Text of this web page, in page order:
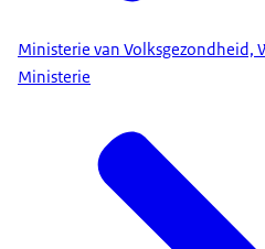
Ministerie van Volksgezondheid,
Ministerie